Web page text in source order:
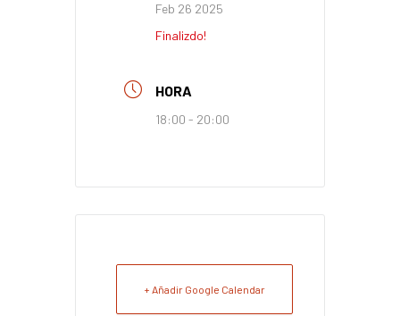
Feb 26 2025
Finalizdo!
HORA
18:00 - 20:00
+ Añadir Google Calendar